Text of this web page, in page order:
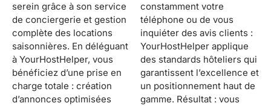
serein grâce à son service
de conciergerie et gestion
complète des locations
saisonnières. En déléguant
à YourHostHelper, vous
bénéficiez d’une prise en
charge totale : création
d’annonces optimisées
constamment votre
téléphone ou de vous
inquiéter des avis clients :
YourHostHelper applique
des standards hôteliers qui
garantissent l’excellence et
un positionnement haut de
gamme. Résultat : vous